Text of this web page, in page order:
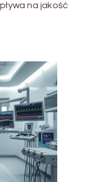
na jakość